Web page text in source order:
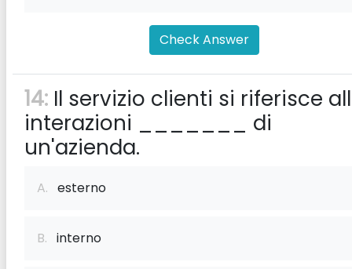
Check Answer
14: Il servizio clienti si riferisce
interazioni _______ di
un'azienda.
A. esterno
B. interno